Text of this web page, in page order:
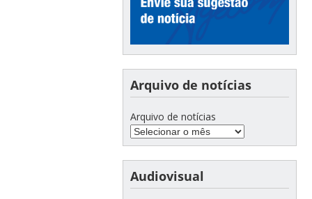
Arquivo de notícias
Arquivo de notícias
Audiovisual